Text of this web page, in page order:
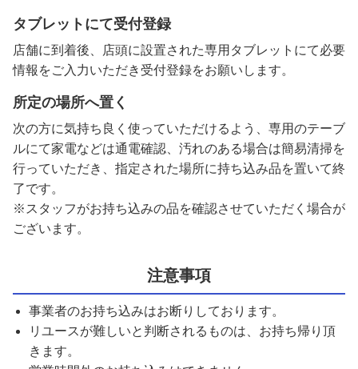
タブレットにて受付登録
店舗に到着後、店頭に設置された専用タブレットにて必要
情報をご入力いただき受付登録をお願いします。
所定の場所へ置く
次の方に気持ち良く使っていただけるよう、専用のテーブ
ルにて家電などは通電確認、汚れのある場合は簡易清掃を
行っていただき、指定された場所に持ち込み品を置いて終
了です。
※スタッフがお持ち込みの品を確認させていただく場合が
ございます。
注意事項
事業者のお持ち込みはお断りしております。
リユースが難しいと判断されるものは、お持ち帰り頂
きます。